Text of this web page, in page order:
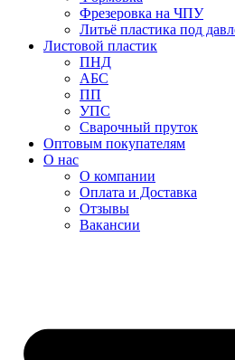
Фрезеровка на ЧПУ
Литьё пластика под
Листовой пластик
ПНД
АБС
ПП
УПС
Сварочный пруток
Оптовым покупателям
О нас
О компании
Оплата и Доставка
Отзывы
Вакансии